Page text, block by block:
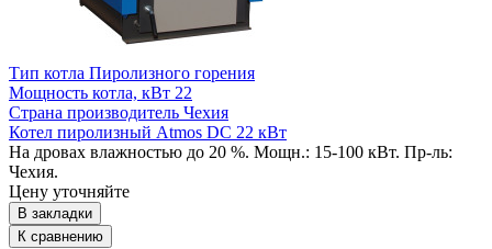
Тип котла Пиролизного горения
Мощность котла, кВт 22
Страна производитель Чехия
Котел пиролизный Atmos DC 22 кВт
На дровах влажностью до 20 %. Мощн.: 15-100 кВт. Пр-ль:
Чехия.
Цену уточняйте
В закладки
К сравнению